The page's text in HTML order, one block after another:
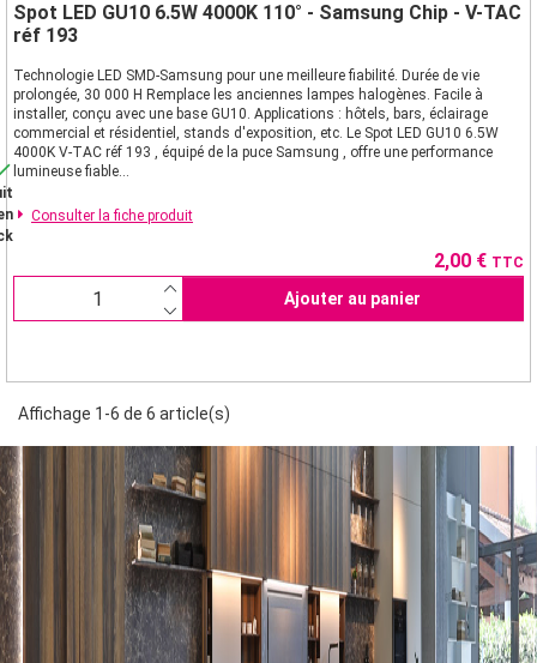
Spot LED GU10 6.5W 4000K 110° - Samsung Chip - V-TAC
réf 193
Technologie LED SMD-Samsung pour une meilleure fiabilité. Durée de vie
prolongée, 30 000 H Remplace les anciennes lampes halogènes. Facile à
installer, conçu avec une base GU10. Applications : hôtels, bars, éclairage
commercial et résidentiel, stands d'exposition, etc. Le Spot LED GU10 6.5W
4000K V-TAC réf 193 , équipé de la puce Samsung , offre une performance
lumineuse fiable...
Consulter la fiche produit
Prix
2,00 € TTC
Ajouter au panier
Affichage 1-6 de 6 article(s)